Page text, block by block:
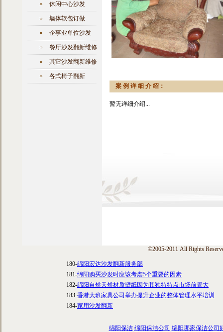
休闲中心沙发
墙体软包订做
企事业单位沙发
餐厅沙发翻新维修
其它沙发翻新维修
各式椅子翻新
案 例 详 细 介 绍：
暂无详细介绍...
©2005-2011 All Rights
180-绵阳宏达沙发翻新服务部
181-绵阳购买沙发时应该考虑5个重要的因素
182-绵阳自然天然材质壁纸因为其独特特点市场前景大
183-香港大班家具公司举办提升企业的整体管理水平培训
184-家用沙发翻新
绵阳保洁 绵阳保洁公司 绵阳哪家保洁公司